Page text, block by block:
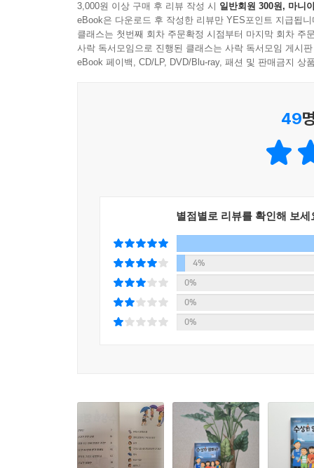
던진다기보다는 무엇이 정말 가치 있는 것인지 잘
속에서 추억이나, 약속, 신념, 꾸준함과 같은 가
깨닫게 되기를 희망합니다.
3,000원 이상 구매 후 리뷰 작성 시 일반회원 300원, 마니
eBook은 다운로드 후 작성한 리뷰만 YES포인트 지급됩니
클래스는 첫번째 회차 주문확정 시점부터 마지막 회차 주
사락 독서모임으로 진행된 클래스는 사락 독서모임 게시
eBook 페이백, CD/LP, DVD/Blu-ray, 패션 및 판매금지 상
49
별점별로 리뷰를 확인해 보세
4%
0%
0%
0%